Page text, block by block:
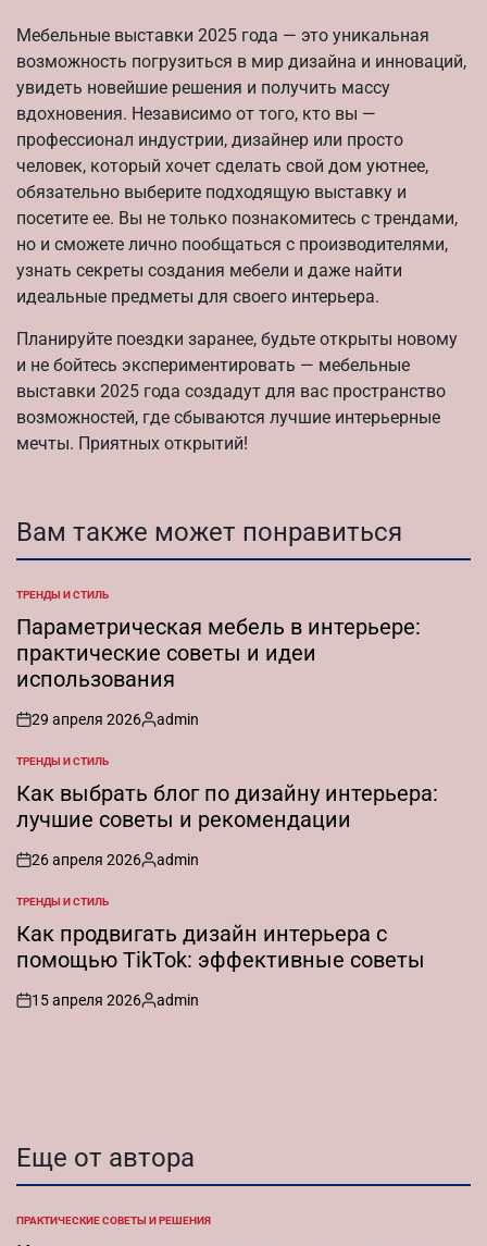
Мебельные выставки 2025 года — это уникальная
возможность погрузиться в мир дизайна и инноваций,
увидеть новейшие решения и получить массу
вдохновения. Независимо от того, кто вы —
профессионал индустрии, дизайнер или просто
человек, который хочет сделать свой дом уютнее,
обязательно выберите подходящую выставку и
посетите ее. Вы не только познакомитесь с трендами,
но и сможете лично пообщаться с производителями,
узнать секреты создания мебели и даже найти
идеальные предметы для своего интерьера.
Планируйте поездки заранее, будьте открыты новому
и не бойтесь экспериментировать — мебельные
выставки 2025 года создадут для вас пространство
возможностей, где сбываются лучшие интерьерные
мечты. Приятных открытий!
Вам также может понравиться
ОПУБЛИКОВАНО
В
ТРЕНДЫ И СТИЛЬ
Параметрическая мебель в интерьере:
практические советы и идеи
использования
on
29 апреля 2026
Запись
admin
ОПУБЛИКОВАНО
В
ТРЕНДЫ И СТИЛЬ
Как выбрать блог по дизайну интерьера:
лучшие советы и рекомендации
on
26 апреля 2026
Запись
admin
ОПУБЛИКОВАНО
В
ТРЕНДЫ И СТИЛЬ
Как продвигать дизайн интерьера с
помощью TikTok: эффективные советы
on
15 апреля 2026
Запись
admin
Еще от автора
ОПУБЛИКОВАНО
В
ПРАКТИЧЕСКИЕ СОВЕТЫ И РЕШЕНИЯ